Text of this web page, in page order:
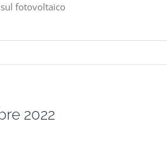
fotovoltaico
2022